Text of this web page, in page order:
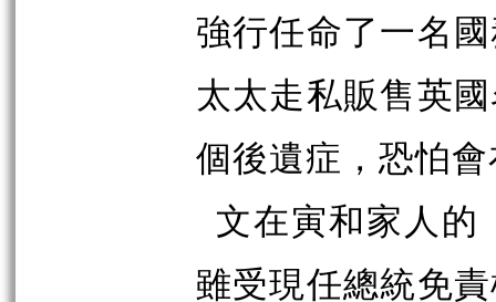
強行任命了一名
太太走私販售英
個後遺症，恐怕
文在寅和家人的
雖受現任總統免